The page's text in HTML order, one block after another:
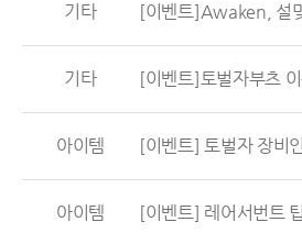
기타 [이벤트]Awaken, 설
기타 [이벤트]토벌자부츠
아이템 [이벤트] 토벌자 장비
아이템 [이벤트] 레어서번트 팁